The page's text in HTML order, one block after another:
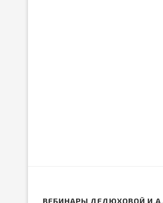
ВЕБИНАРЫ ДЕДЮХОВОЙ И.А.